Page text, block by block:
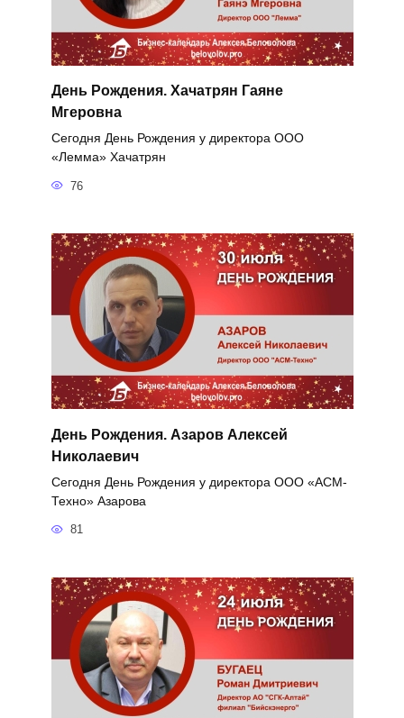
День Рождения. Хачатрян Гаяне
Мгеровна
Сегодня День Рождения у директора ООО
«Лемма» Хачатрян
76
День Рождения. Азаров Алексей
Николаевич
Сегодня День Рождения у директора ООО «АСМ-
Техно» Азарова
81